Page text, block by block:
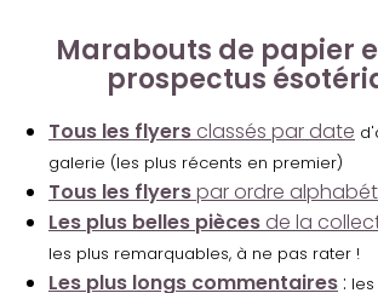
Marabouts de papier
prospectus
Tous les flyers classés par date
galerie (les plus récents en premier)
Tous les flyerspar ordre
Les plus belles pièces de la
les plus remarquables, à ne pas rater !
Les plus longs commentaires :